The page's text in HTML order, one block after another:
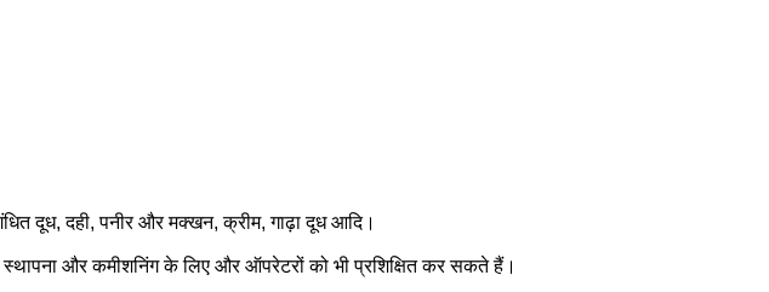
दूध, दही, पनीर और मक्खन, क्रीम, गाढ़ा दूध आदि।
और कमीशनिंग के लिए और ऑपरेटरों को भी प्रशिक्षित कर सकते हैं।